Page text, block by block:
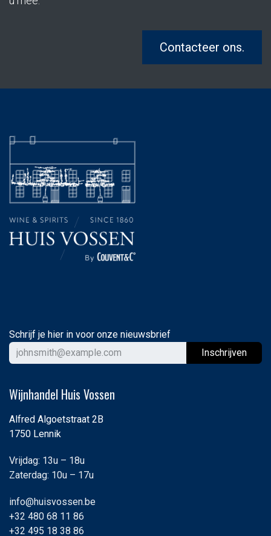
Contacteer ons.
Schrijf je hier in voor onze nieuwsbrief
Inschrijven
Wijnhandel Huis Vossen
Alfred Algoetstraat 2B
1750 Lennik
Vrijdag: 13u – 18u
Zaterdag: 10u – 17u
info@huisvossen.be
+32 480 68 11 86
+32 495 18 38 86